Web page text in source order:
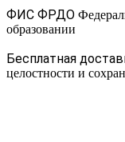
ФИС ФРДО
образовании
Бесплатная
целостности и